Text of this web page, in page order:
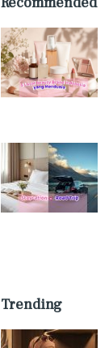
Trending